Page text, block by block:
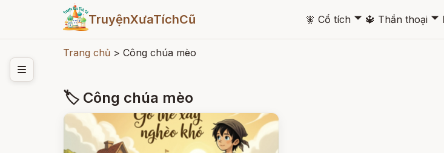
TruyệnXưaTíchCũ 🧚 Cổ tích 🞃 🔱 Thần thoại 🞃
Trang chủ > Công chúa mèo
🏷 Công chúa mèo